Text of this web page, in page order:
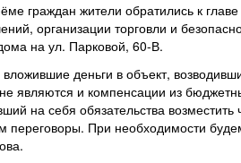
граждан жители обратились к
организации торговли и
на ул. Парковой, 60-В.
деньги в объект,
являются и компенсации из
на себя обязательства возместить
При необходимости